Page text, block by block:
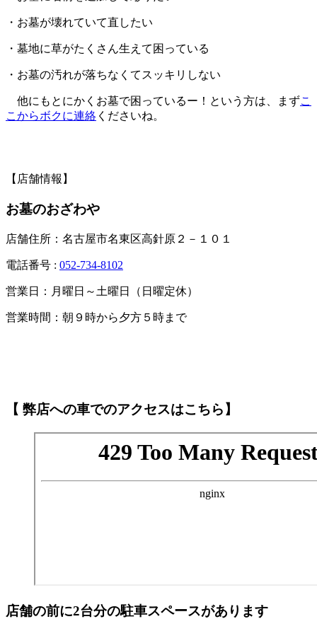
・お墓が壊れていて直したい
・墓地に草がたくさん生えて困っている
・お墓の汚れが落ちなくてスッキリしない
他にもとにかくお墓で困っているー！という方は、まずこ
こからボクに連絡 くださいね。
【店舗情報】
お墓のおざわや
店舗住所：名古屋市名東区高針原２－１０１
電話番号 : 052-734-8102
営業日：月曜日～土曜日（日曜定休）
営業時間：朝９時から夕方５時まで
【 弊店への車でのアクセスはこちら】
店舗の前に2台分の駐車スペースがあります